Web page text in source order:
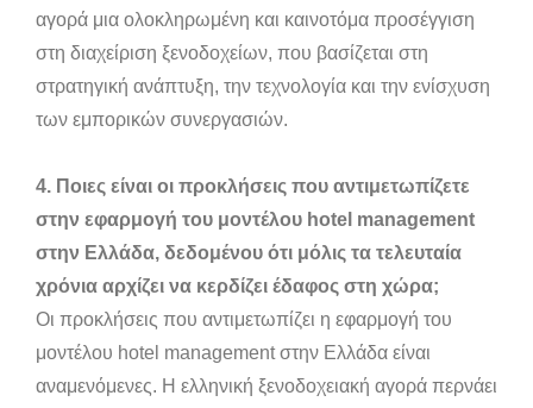
αγορά μια ολοκληρωμένη και καινοτόμα προσέγγιση
στη διαχείριση ξενοδοχείων, που βασίζεται στη
στρατηγική ανάπτυξη, την τεχνολογία και την ενίσχυση
των εμπορικών συνεργασιών.
4. Ποιες είναι οι προκλήσεις που αντιμετωπίζετε
στην εφαρμογή του μοντέλου hotel management
στην Ελλάδα, δεδομένου ότι μόλις τα τελευταία
χρόνια αρχίζει να κερδίζει έδαφος στη χώρα;
Οι προκλήσεις που αντιμετωπίζει η εφαρμογή του
μοντέλου hotel management στην Ελλάδα είναι
αναμενόμενες. Η ελληνική ξενοδοχειακή αγορά περνάει